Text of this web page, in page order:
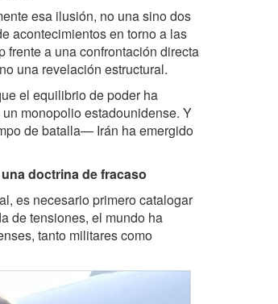
esa ilusión, no una sino dos
acontecimientos en torno a las
frente a una confrontación directa
una revelación estructural.
el equilibrio de poder ha
monopolio estadounidense. Y
de batalla— Irán ha emergido
doctrina de fracaso
es necesario primero catalogar
de tensiones, el mundo ha
tanto militares como